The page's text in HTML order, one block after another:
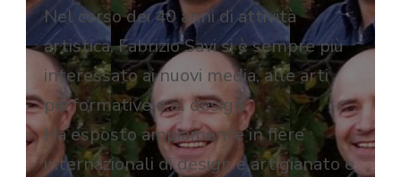
Nel corso dei 40 anni di attività
artistica, Fabrizio Savi si è sempre più
interessato ai nuovi media, alle arti
performative e al design.
Ha esposto ampiamente in fiere
internazionali di design e artigianato e